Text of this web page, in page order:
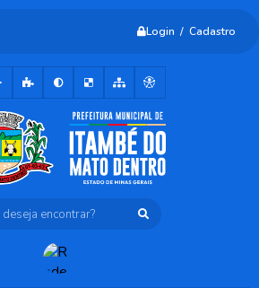
Login / Cadastro
encontrar?